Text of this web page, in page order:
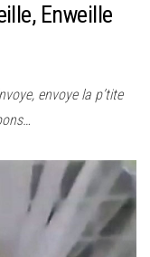
Enweille
envoye la p’tite